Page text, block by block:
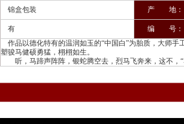
锦盒包装 产 地：
有 编 号：
作品以德化特有的温润如玉的“中国白”为胎质，大师手
塑骏马健硕勇猛，栩栩如生。
听，马蹄声阵阵，银蛇腾空去，烈马飞奔来，这不，“